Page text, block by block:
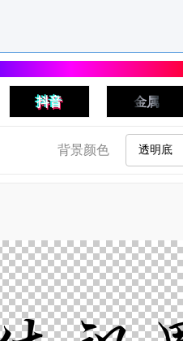
抖音 金属
背景颜色 透明底